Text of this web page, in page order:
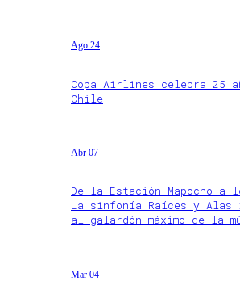
Ago 24
Copa Airlines celebra 25
Chile
Abr 07
De la Estación Mapocho a
La sinfonía Raíces y Alas
al galardón máximo de la
Mar 04